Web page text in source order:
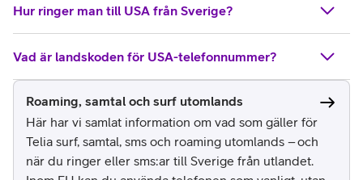
Hur ringer man till USA från Sverige?
Vad är landskoden för USA-telefonnummer?
Roaming, samtal och surf utomlands
Här har vi samlat information om vad som gäller för
Telia surf, samtal, sms och roaming utomlands – och
när du ringer eller sms:ar till Sverige från utlandet.